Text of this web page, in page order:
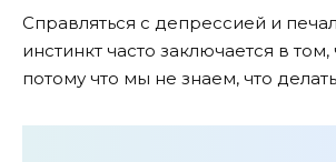
Справляться с депрессией и
инстинкт часто заключается в
потому что мы не знаем, что